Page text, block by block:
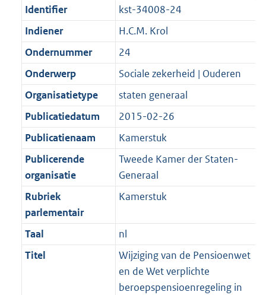
Identifier
kst-34008-24
Indiener
H.C.M. Krol
Ondernummer
24
Onderwerp
Sociale zekerheid | Ouderen
Organisatietype
staten generaal
Publicatiedatum
2015-02-26
Publicatienaam
Kamerstuk
Publicerende
organisatie
Tweede Kamer der Staten-
Generaal
Rubriek
parlementair
Kamerstuk
Taal
nl
Titel
Wijziging van de Pensioenwet
en de Wet verplichte
beroepspensioenregeling in